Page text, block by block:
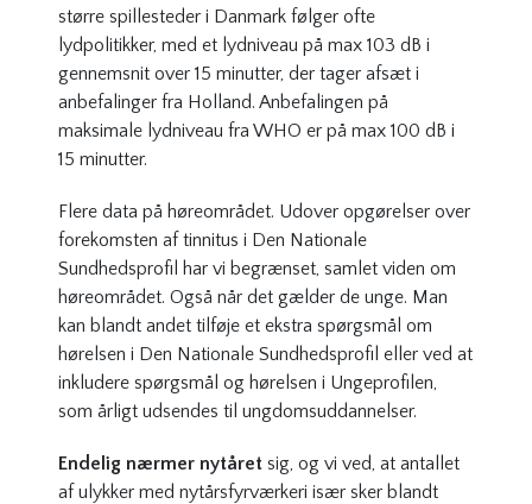
større spillesteder i Danmark følger ofte
lydpolitikker, med et lydniveau på max 103 dB i
gennemsnit over 15 minutter, der tager afsæt i
anbefalinger fra Holland. Anbefalingen på
maksimale lydniveau fra WHO er på max 100 dB i
15 minutter.
Flere data på høreområdet. Udover opgørelser over
forekomsten af tinnitus i Den Nationale
Sundhedsprofil har vi begrænset, samlet viden om
høreområdet. Også når det gælder de unge. Man
kan blandt andet tilføje et ekstra spørgsmål om
hørelsen i Den Nationale Sundhedsprofil eller ved at
inkludere spørgsmål og hørelsen i Ungeprofilen,
som årligt udsendes til ungdomsuddannelser.
Endelig nærmer nytåret sig, og vi ved, at antallet
af ulykker med nytårsfyrværkeri især sker blandt